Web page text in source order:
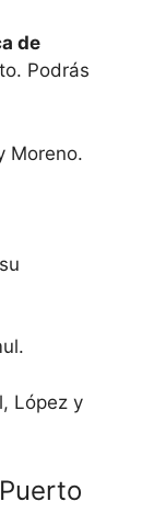
de
Podrás
Moreno.
López y